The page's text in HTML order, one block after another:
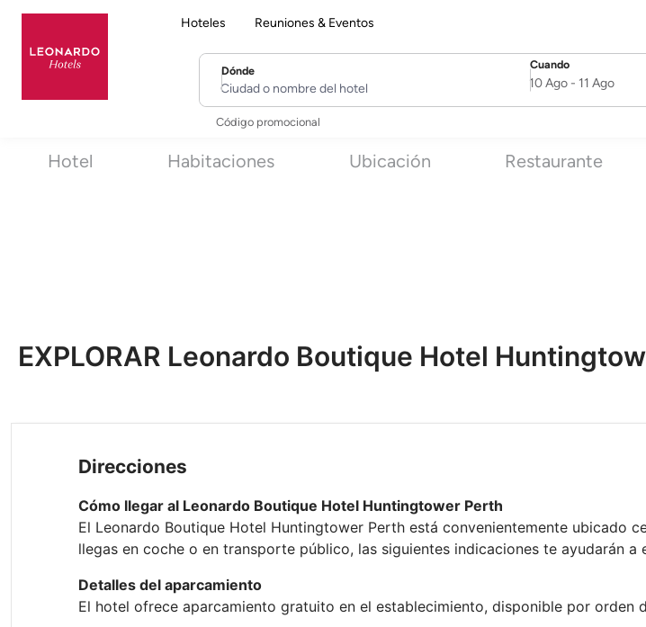
Hoteles Reuniones & Eventos
Dónde
Ciudad o nombre del hotel
Cuando
SelectDate
10 Ago- 11 Ago
Código promocional
Hotel Habitaciones Ubicación Restaurante
EXPLORAR Leonardo Boutique Hotel
Direcciones
Cómo llegar al Leonardo Boutique Hotel Huntingtower Perth
El Leonardo Boutique Hotel Huntingtower Perth está convenientemente ubicado
llegas en coche o en transporte público, las siguientes indicaciones te ayudarán a
Detalles del aparcamiento
El hotel ofrece aparcamiento gratuito en el establecimiento, disponible por orden